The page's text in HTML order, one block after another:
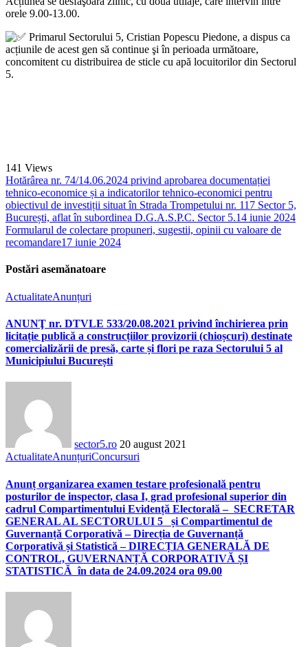
orele 9.00-13.00.
Primarul Sectorului 5, Cristian Popescu Piedone, a dispus ca
acțiunile de acest gen să continue şi în perioada următoare,
concomitent cu distribuirea de sticle cu apă locuitorilor din Sectorul
5.
141 Views
Hotărârea nr. 74/14.06.2024 privind aprobarea documentației
tehnico-economice și a indicatorilor tehnico-economici pentru
obiectivul de investiții situat în Strada Trompetului nr. 117 Sector 5,
București, aflat în subordinea D.G.A.S.P.C. Sector 5.14 iunie 2024
Formularul de colectare propuneri, sugestii, opinii cu valoare de
recomandare17 iunie 2024
Postări asemănatoare
ActualitateAnunțuri
ANUNŢ nr. DTVLE 533/20.08.2021 privind închirierea prin
licitație publică a construcțiilor provizorii (chioșcuri) destinate
comercializării de presă, carte și flori pe raza Sectorului 5 al
Municipiului București
sector5.ro 20 august 2021
ActualitateAnunțuriConcursuri
Anunț organizarea examen testare profesională pentru
posturilor de inspector, clasa I, grad profesional superior din
cadrul Compartimentului Evidență Electorală – SECRETAR
GENERAL AL SECTORULUI 5 și Compartimentul de
Guvernanță Corporativă – Direcția de Guvernanță
Corporativă și Statistică – DIRECȚIA GENERALĂ DE
CONTROL, GUVERNANȚĂ CORPORATIVĂ ȘI
STATISTICĂ în data de 24.09.2024 ora 09.00